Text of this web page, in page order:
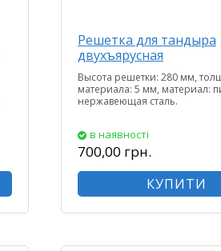
Решетка для тандыра
двухъярусная
Высота решетки: 280 мм,
материала: 5 мм, материал:
нержавеющая сталь.
в наявності
700,00 грн.
КУПИТИ